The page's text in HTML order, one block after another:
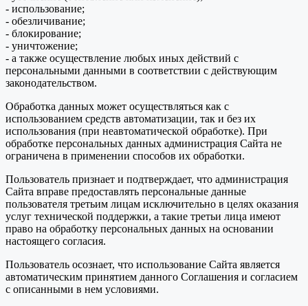
- использование;
- обезличивание;
- блокирование;
- уничтожение;
- а также осуществление любых иных действий с
персональными данными в соответствии с действующим
законодательством.
Обработка данных может осуществляться как с
использованием средств автоматизации, так и без их
использования (при неавтоматической обработке). При
обработке персональных данных администрация Сайта не
ограничена в применении способов их обработки.
Пользователь признает и подтверждает, что администрация
Сайта вправе предоставлять персональные данные
пользователя третьим лицам исключительно в целях оказания
услуг технической поддержки, а такие третьи лица имеют
право на обработку персональных данных на основании
настоящего согласия.
Пользователь осознает, что использование Сайта является
автоматическим принятием данного Соглашения и согласием
с описанными в нем условиями.